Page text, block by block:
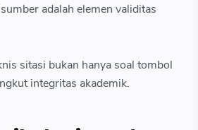
adalah elemen validitas
sitasi bukan hanya soal tombol
integritas akademik.